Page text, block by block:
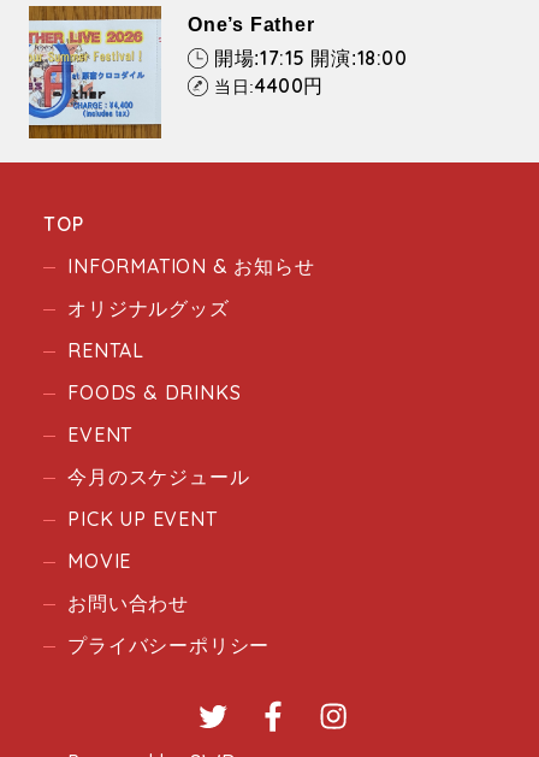
One’s Father
開場:17:15 開演:18:00
当日:4400円
TOP
INFORMATION & お知らせ
オリジナルグッズ
RENTAL
FOODS & DRINKS
EVENT
今月のスケジュール
PICK UP EVENT
MOVIE
お問い合わせ
プライバシーポリシー
Twitter Facebook